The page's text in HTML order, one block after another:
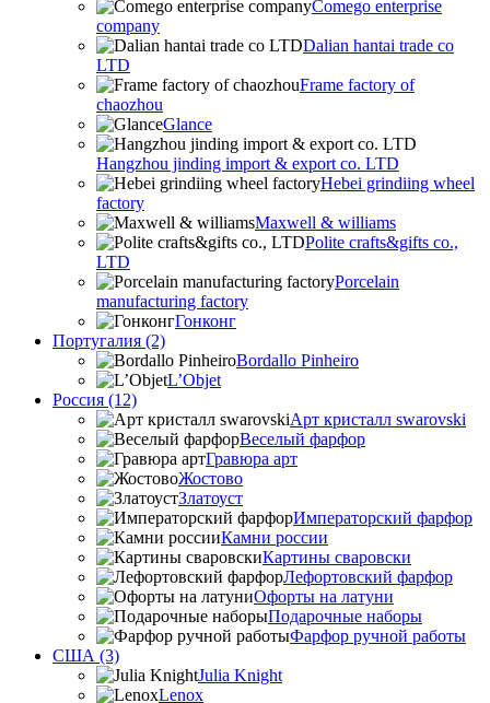
Comego enterprise
company
Dalian hantai trade co
LTD
Frame factory of
chaozhou
Glance
Hangzhou jinding import & export co. LTD
Hebei grindiing wheel
factory
Maxwell & williams
Polite crafts&gifts co.,
LTD
Porcelain
manufacturing factory
Гонконг
Португалия (2)
Bordallo Pinheiro
L’Objet
Россия (12)
Арт кристалл swarovski
Веселый фарфор
Гравюра арт
Жостово
Златоуст
Императорский фарфор
Камни россии
Картины сваровски
Лефортовский фарфор
Офорты на латуни
Подарочные наборы
Фарфор ручной работы
США (3)
Julia Knight
Lenox